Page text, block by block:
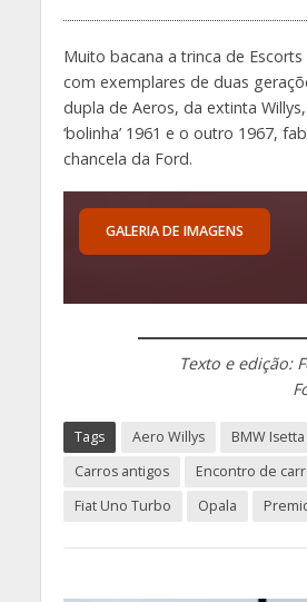
Muito bacana a trinca de Escorts
com exemplares de duas
dupla de Aeros, da extinta
‘bolinha’ 1961 e o outro 1967,
chancela da Ford.
GALERIA DE IMAGENS
Texto e edição:
Tags Aero Willys
BMW Isetta
Carros antigos
Encontro de
Fiat Uno Turbo
Opala